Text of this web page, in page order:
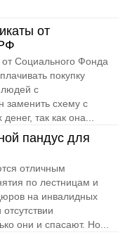
от
Социального Фонда
покупку
людей с
заменить схему с
так как она...
пандус для
отличным
по лестницам и
на инвалидных
они и спасают. Но...